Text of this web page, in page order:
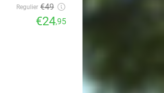
Regulier €49
€24,95